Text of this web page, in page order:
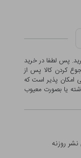
پس لطفا در خرید
کردن کالا پس از
امکان پذیر است که
یا بصورت معيوب
روزنه